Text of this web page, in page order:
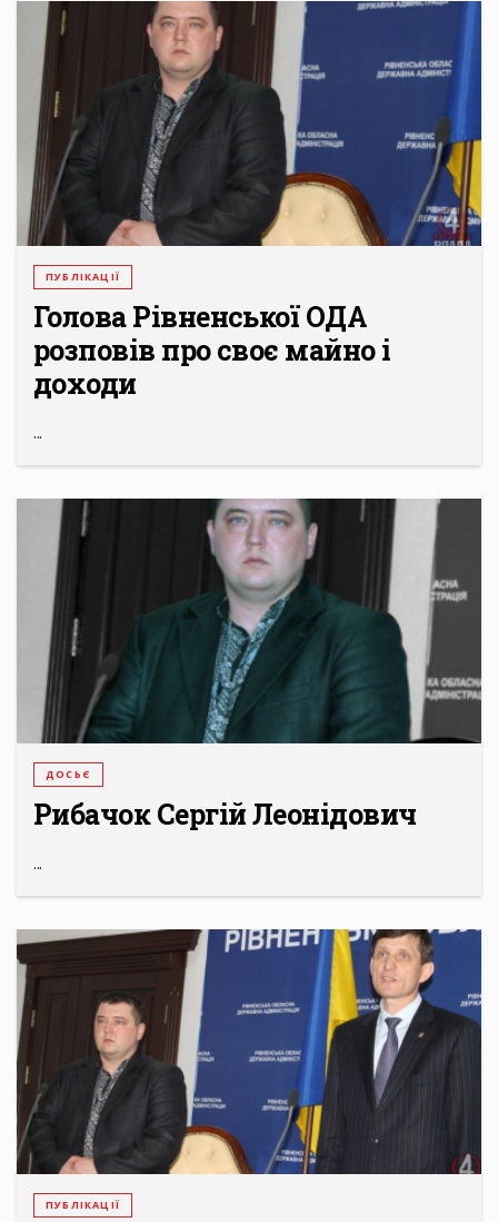
ПУБЛІКАЦІЇ
Голова Рівненської ОДА
розповів про своє майно і
доходи
...
ДОСЬЄ
Рибачок Сергій Леонідович
...
ПУБЛІКАЦІЇ